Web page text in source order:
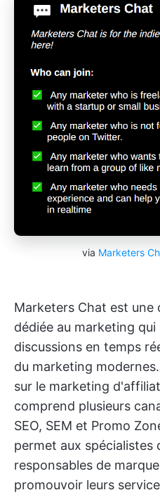
via Marketers
Marketers Chat est une
dédiée au marketing qui
discussions en temps
du marketing
sur le marketing
comprend plusieurs
SEO, SEM et Promo
permet aux spécialistes
responsables de
promouvoir leurs